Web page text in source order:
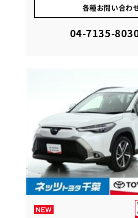
各種お問い合わ
04-7135-